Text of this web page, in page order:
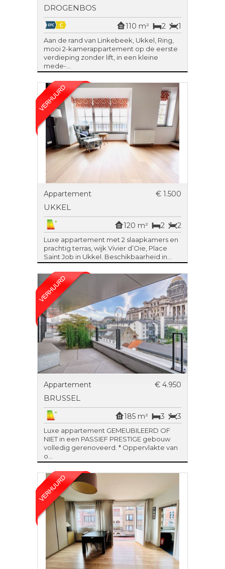
DROGENBOS
1
2
110 m²
Aan de rand van Linkebeek, Ukkel, Ring,
mooi 2-kamerappartement op de eerste
verdieping zonder lift, in een kleine
mede-...
Appartement € 1.500
UKKEL
2
2
120 m²
Luxe appartement met 2 slaapkamers en
prachtig terras, wijk Vivier d’Oie, Place
Saint Job in Ukkel. Beschikbaarheid in...
Appartement € 4.950
BRUSSEL
3
3
185 m²
Luxe appartement GEMEUBILEERD OF
NIET in een PASSIEF PRESTIGE gebouw
volledig gerenoveerd. * Oppervlakte van
o...